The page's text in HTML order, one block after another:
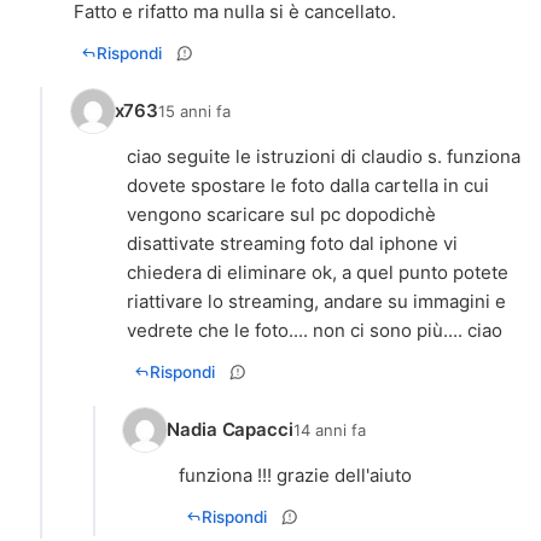
Rispondi
x76315 anni fa
ciao seguite le istruzioni di claudio s. funziona
dovete spostare le foto dalla cartella in cui
vengono scaricare sul pc dopodichè
disattivate streaming foto dal iphone vi
chiedera di eliminare ok, a quel punto potete
riattivare lo streaming, andare su immagini e
vedrete che le foto.... non ci sono più.... ciao
Rispondi
Nadia Capacci14 anni fa
funziona !!! grazie dell'aiuto
Rispondi